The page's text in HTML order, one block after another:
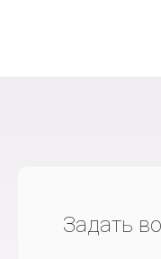
Задать